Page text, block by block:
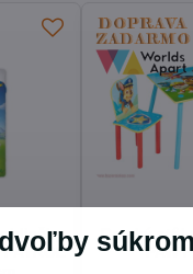
obliečky
Detský stôl
PAW